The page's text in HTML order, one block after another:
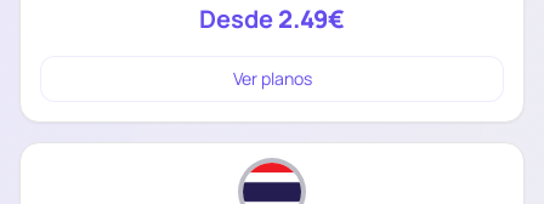
Desde2.49€
Ver planos